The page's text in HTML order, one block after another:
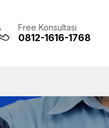
Free Konsultasi
0812-1616-1768